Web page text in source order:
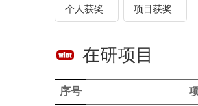
个人获奖 项目获奖
在研项目
序号